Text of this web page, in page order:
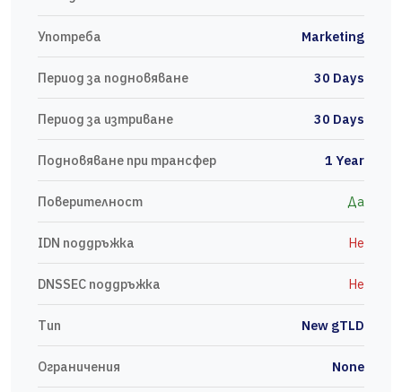
Употреба Marketing
Период за подновяване 30 Days
Период за изтриване 30 Days
Подновяване при трансфер 1 Year
Поверителност Да
IDN поддръжка Не
DNSSEC поддръжка Не
Тип New gTLD
Ограничения None